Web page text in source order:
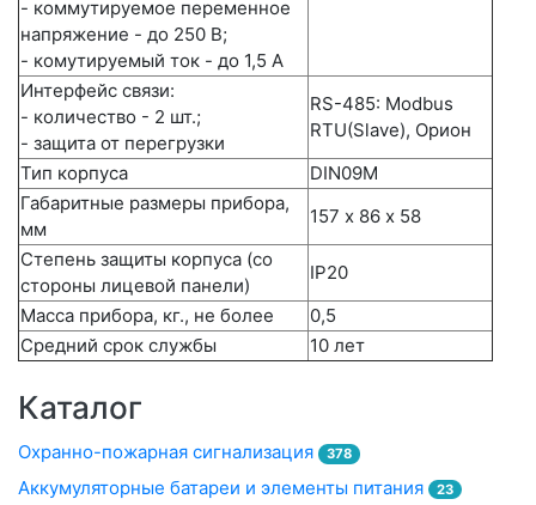
- коммутируемое переменное
напряжение - до 250 В;
- комутируемый ток - до 1,5 А
Интерфейс связи:
- количество - 2 шт.;
- защита от перегрузки
RS-485: Modbus
RTU(Slave), Орион
Тип корпуса
DIN09M
Габаритные размеры прибора,
мм
157 х 86 х 58
Степень защиты корпуса (со
стороны лицевой панели)
IP20
Масса прибора, кг., не более
0,5
Средний срок службы
10 лет
Каталог
Охранно-пожарная сигнализация 378
Аккумуляторные батареи и элементы питания 23